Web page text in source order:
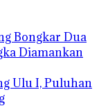
Bongkar Dua
Diamankan
Ulu I, Puluhan